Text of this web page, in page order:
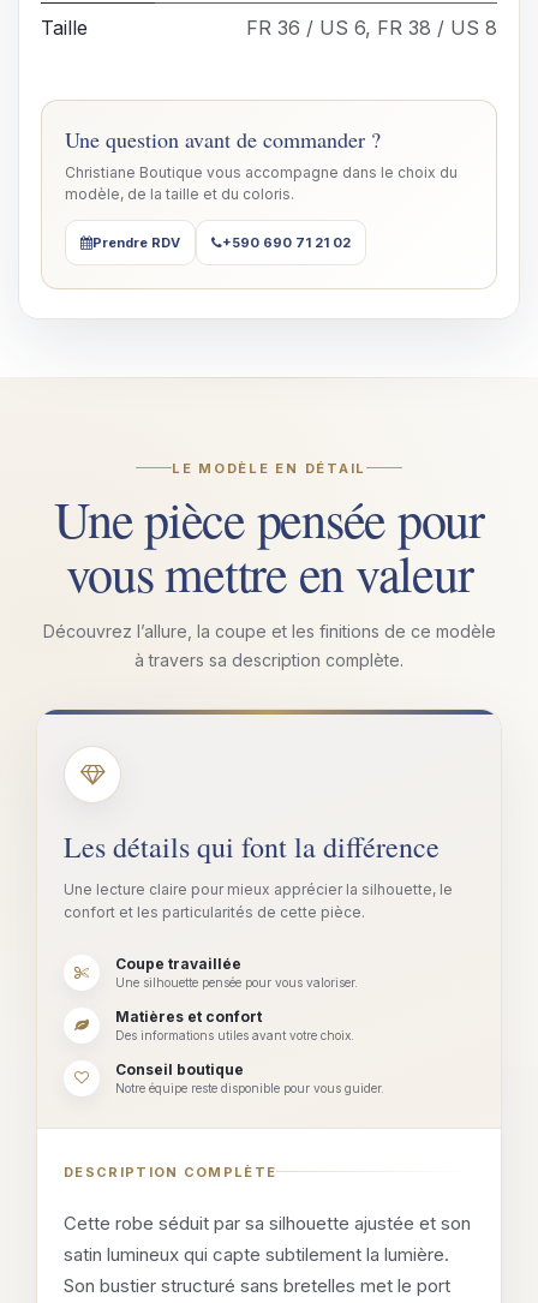
Taille FR 36 / US 6, FR 38 / US 8
Une question avant de commander ?
Christiane Boutique vous accompagne dans le choix du
modèle, de la taille et du coloris.
Prendre RDV +590 690 71 21 02
LE MODÈLE EN DÉTAIL
Une pièce pensée pour
vous mettre en valeur
Découvrez l’allure, la coupe et les finitions de ce modèle
à travers sa description complète.
Les détails qui font la différence
Une lecture claire pour mieux apprécier la silhouette, le
confort et les particularités de cette pièce.
Coupe travaillée
Une silhouette pensée pour vous valoriser.
Matières et confort
Des informations utiles avant votre choix.
Conseil boutique
Notre équipe reste disponible pour vous guider.
DESCRIPTION COMPLÈTE
Cette robe séduit par sa silhouette ajustée et son
satin lumineux qui capte subtilement la lumière.
Son bustier structuré sans bretelles met le port